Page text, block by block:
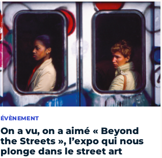
ÉVÈNEMENT
On a vu, on a aimé « Beyond
the Streets », l’expo qui nous
plonge dans le street art